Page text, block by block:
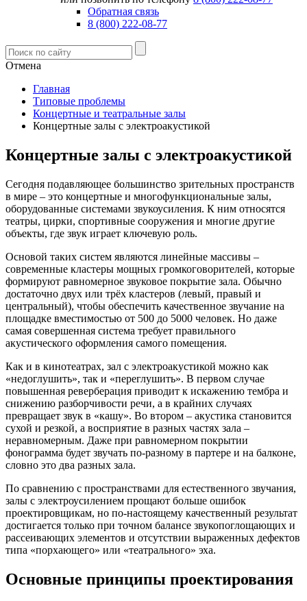
Обратная связь
8 (800) 222-08-77
Отмена
Главная
Типовые проблемы
Концертные и театральные залы
Концертные залы с электроакустикой
Концертные залы с электроакустикой
Сегодня подавляющее большинство зрительных пространств
в мире – это концертные и многофункциональные залы,
оборудованные системами звукоусиления. К ним относятся
театры, цирки, спортивные сооружения и многие другие
объекты, где звук играет ключевую роль.
Основой таких систем являются линейные массивы –
современные кластеры мощных громкоговорителей, которые
формируют равномерное звуковое покрытие зала. Обычно
достаточно двух или трёх кластеров (левый, правый и
центральный), чтобы обеспечить качественное звучание на
площадке вместимостью от 500 до 5000 человек. Но даже
самая совершенная система требует правильного
акустического оформления самого помещения.
Как и в кинотеатрах, зал с электроакустикой можно как
«недоглушить», так и «переглушить». В первом случае
повышенная реверберация приводит к искажению тембра и
снижению разборчивости речи, а в крайних случаях
превращает звук в «кашу». Во втором – акустика становится
сухой и резкой, а восприятие в разных частях зала –
неравномерным. Даже при равномерном покрытии
фонограмма будет звучать по-разному в партере и на балконе,
словно это два разных зала.
По сравнению с пространствами для естественного звучания,
залы с электроусилением прощают больше ошибок
проектировщикам, но по-настоящему качественный результат
достигается только при точном балансе звукопоглощающих и
рассеивающих элементов и отсутствии выраженных дефектов
типа «порхающего» или «театрального» эха.
Основные принципы проектирования